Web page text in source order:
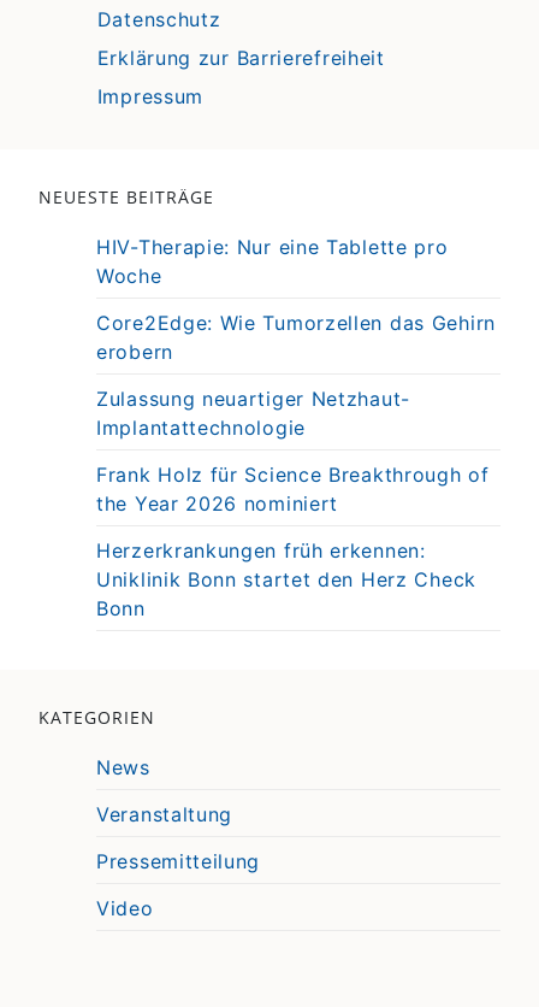
Datenschutz
Erklärung zur Barrierefreiheit
Impressum
NEUESTE BEITRÄGE
HIV-Therapie: Nur eine Tablette pro
Woche
Core2Edge: Wie Tumorzellen das Gehirn
erobern
Zulassung neuartiger Netzhaut-
Implantattechnologie
Frank Holz für Science Breakthrough of
the Year 2026 nominiert
Herzerkrankungen früh erkennen:
Uniklinik Bonn startet den Herz Check
Bonn
KATEGORIEN
News
Veranstaltung
Pressemitteilung
Video